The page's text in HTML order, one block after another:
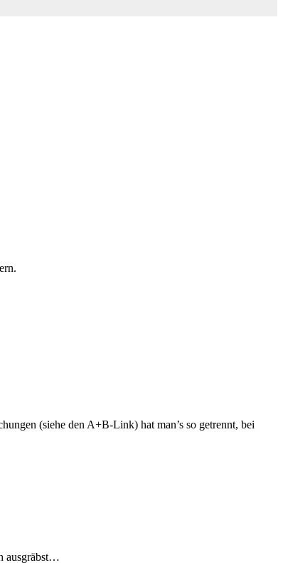
(siehe den A+B-Link) hat man’s so getrennt, bei
ausgräbst…